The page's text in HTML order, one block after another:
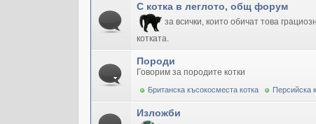
С котка в леглото, общ форум
за всички, които обичат това
котката.
Породи
Говорим за породите котки
Британска късокосместа котка Персийска
Изложби